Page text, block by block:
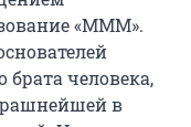
«МММ».
человека,
в